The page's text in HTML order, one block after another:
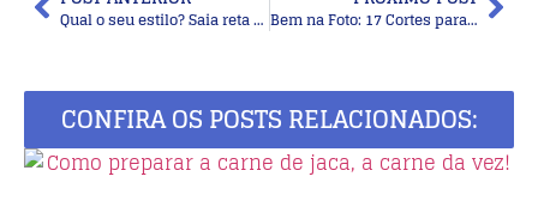
Qual o seu estilo? Saia reta ou saia rodada? Bem na Foto: 17 Cortes para cabelo curto ondulado
CONFIRA OS POSTS RELACIONADOS: